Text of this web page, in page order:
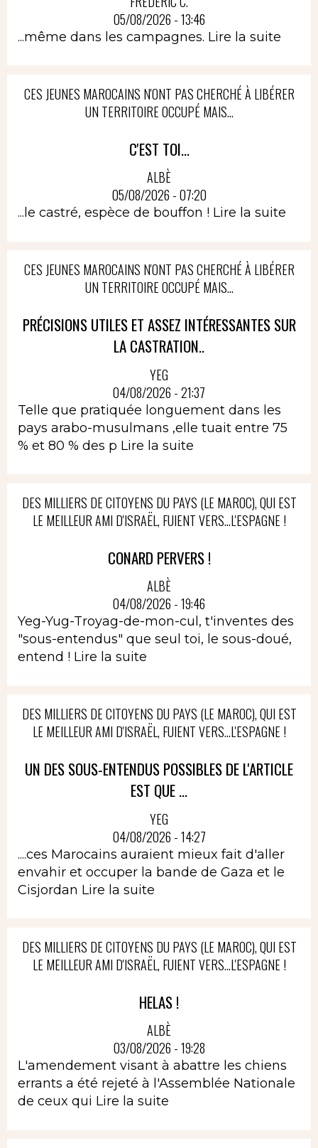
05/08/2026 - 13:46
...même dans les campagnes. Lire la suite
CES JEUNES MAROCAINS N'ONT PAS CHERCHÉ À LIBÉRER
UN TERRITOIRE OCCUPÉ MAIS...
C'EST TOI...
ALBÈ
05/08/2026 - 07:20
...le castré, espèce de bouffon ! Lire la suite
CES JEUNES MAROCAINS N'ONT PAS CHERCHÉ À LIBÉRER
UN TERRITOIRE OCCUPÉ MAIS...
PRÉCISIONS UTILES ET ASSEZ INTÉRESSANTES SUR
LA CASTRATION..
YEG
04/08/2026 - 21:37
Telle que pratiquée longuement dans les
pays arabo-musulmans ,elle tuait entre 75
% et 80 % des p Lire la suite
DES MILLIERS DE CITOYENS DU PAYS (LE MAROC), QUI EST
LE MEILLEUR AMI D'ISRAËL, FUIENT VERS...L'ESPAGNE !
CONARD PERVERS !
ALBÈ
04/08/2026 - 19:46
Yeg-Yug-Troyag-de-mon-cul, t'inventes des
"sous-entendus" que seul toi, le sous-doué,
entend ! Lire la suite
DES MILLIERS DE CITOYENS DU PAYS (LE MAROC), QUI EST
LE MEILLEUR AMI D'ISRAËL, FUIENT VERS...L'ESPAGNE !
UN DES SOUS-ENTENDUS POSSIBLES DE L'ARTICLE
EST QUE ...
YEG
04/08/2026 - 14:27
....ces Marocains auraient mieux fait d'aller
envahir et occuper la bande de Gaza et le
Cisjordan Lire la suite
DES MILLIERS DE CITOYENS DU PAYS (LE MAROC), QUI EST
LE MEILLEUR AMI D'ISRAËL, FUIENT VERS...L'ESPAGNE !
HELAS !
ALBÈ
03/08/2026 - 19:28
L'amendement visant à abattre les chiens
errants a été rejeté à l'Assemblée Nationale
de ceux qui Lire la suite